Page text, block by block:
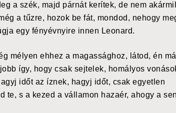
a szék, majd párnát kerítek, de nem
a tűzre, hozok be fát, mondod, nehogy
egy fényévnyire innen Leonard.
mélyen ehhez a magassághoz, látod, én
így, hogy csak sejtelek, homályos
időt az íznek, hagyj időt, csak egyetlen
te, s a kezed a vállamon hazaér, ahogy a